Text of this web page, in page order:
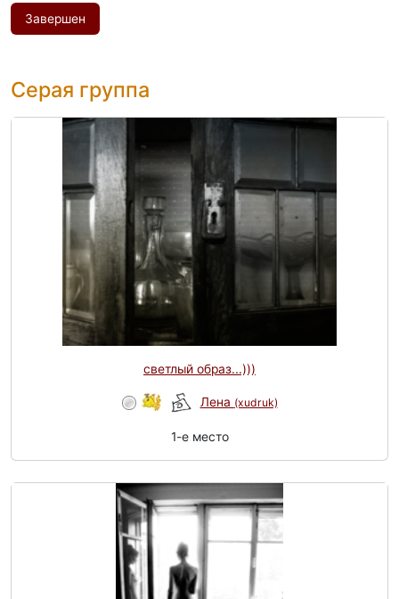
Завершен
Серая группа
светлый образ...)))
Лена (xudruk)
1-e место